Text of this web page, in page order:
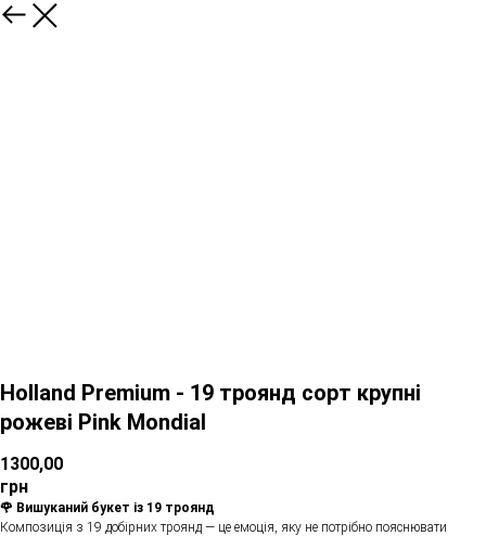
Holland Premium - 19 троянд сорт крупні
рожеві Pink Mondial
1300,00
грн
🌹 Вишуканий букет із 19 троянд
Композиція з 19 добірних троянд — це емоція, яку не потрібно пояснювати